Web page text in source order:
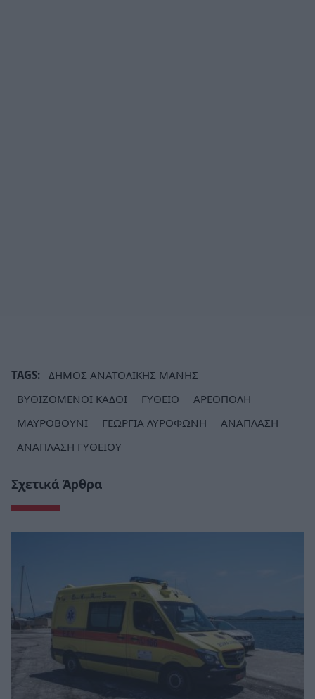
TAGS: ΔΗΜΟΣ ΑΝΑΤΟΛΙΚΗΣ ΜΑΝΗΣ
ΒΥΘΙΖΟΜΕΝΟΙ ΚΑΔΟΙ
ΓΥΘΕΙΟ
ΑΡΕΟΠΟΛΗ
ΜΑΥΡΟΒΟΥΝΙ
ΓΕΩΡΓΙΑ ΛΥΡΟΦΩΝΗ
ΑΝΑΠΛΑΣΗ
ΑΝΑΠΛΑΣΗ ΓΥΘΕΙΟΥ
Σχετικά Άρθρα